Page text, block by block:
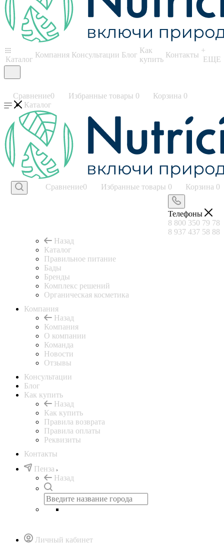
Каталог
Компания Консультации Блог
Как
купить
Контакты
+
ЕЩЕ
Сравнение0 Избранные товары 0 Корзина 0
Сравнение0 Избранные товары 0 Корзина 0
Телефоны
8 800 350 79 78
8 937 437 58 88
Каталог
Назад
Каталог
Правильное питание
Бады
Бренды
Комплекс решений
Органическая косметика
Компания
Назад
Компания
О компании
Команда
Новости
Отзывы
Консультации
Блог
Как купить
Назад
Как купить
Правила возврата
Правила оплаты
Реквизиты
Контакты
Пенза
Назад
Личный кабинет